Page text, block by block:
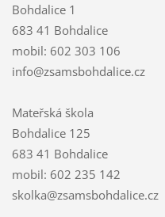
Bohdalice 1
683 41 Bohdalice
mobil: 602 303 106
info@zsamsbohdalice.cz
Mateřská škola
Bohdalice 125
683 41 Bohdalice
mobil: 602 235 142
skolka@zsamsbohdalice.cz